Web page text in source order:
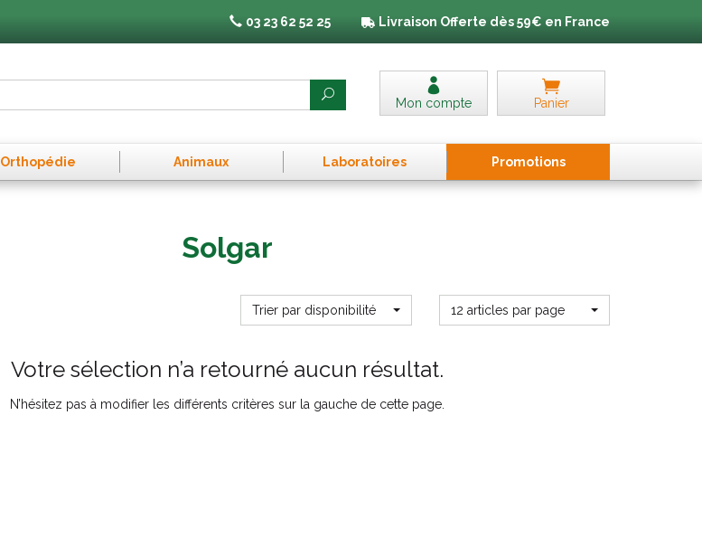
03 23 62 52 25 Livraison Offerte dès 59€ en France
Mon compte Panier
Orthopédie Animaux Laboratoires Promotions
Solgar
Trier par disponibilité 12 articles par page
Votre sélection n’a retourné aucun résultat.
N’hésitez pas à modifier les différents critères sur la gauche de cette page.